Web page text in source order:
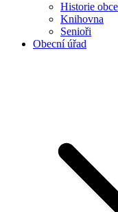
Historie obce
Knihovna
Senioři
Obecní úřad